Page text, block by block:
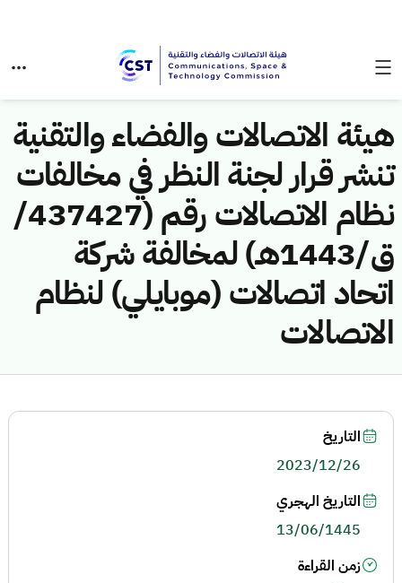
هيئة الاتصالات والفضاء والتقنية
تنشر قرار لجنة النظر في مخالفات
نظام الاتصالات رقم (437427/
ق/1443هـ) لمخالفة شركة
اتحاد اتصالات (موبايلي) لنظام
الاتصالات
التاريخ
2023/12/26
التاريخ الهجري
13/06/1445
زمن القراءة